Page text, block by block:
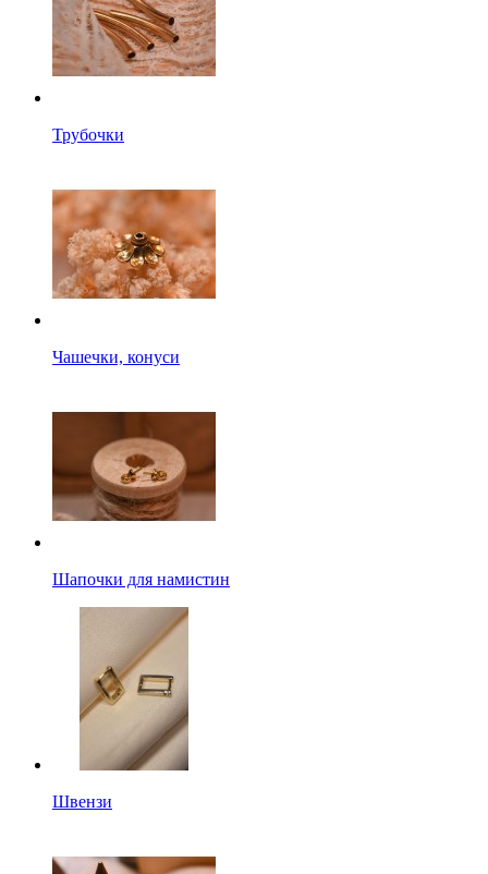
Трубочки
Чашечки, конуси
Шапочки для намистин
Швензи